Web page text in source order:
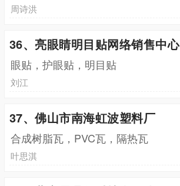
周诗洪
36、亮眼睛明目贴网络销售中心
眼贴，护眼贴，明目贴
刘江
37、佛山市南海虹波塑料厂
合成树脂瓦，PVC瓦，隔热瓦
叶思淇